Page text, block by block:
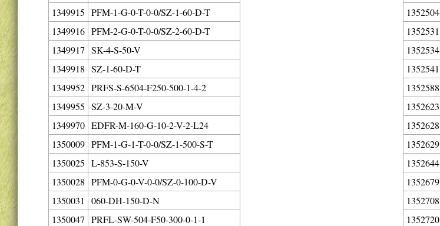
1349915 PFM-1-G-0-T-0-0/SZ-1-60-D-T
1349916 PFM-2-G-0-T-0-0/SZ-2-60-D-T
1349917 SK-4-S-50-V
1349918 SZ-1-60-D-T
1349952 PRFS-S-6504-F250-500-1-4-2
1349955 SZ-3-20-M-V
1349970 EDFR-M-160-G-10-2-V-2-L24
1350009 PFM-1-G-1-T-0-0/SZ-1-500-S-T
1350025 L-853-S-150-V
1350028 PFM-0-G-0-V-0-0/SZ-0-100-D-V
1350031
060-DH-150-D-N
1350047 PRFL-SW-504-F50-300-0-1-1
1352504
1352531
1352534
1352541
1352588
1352623
1352628
1352629
1352644
1352679
1352708
1352720